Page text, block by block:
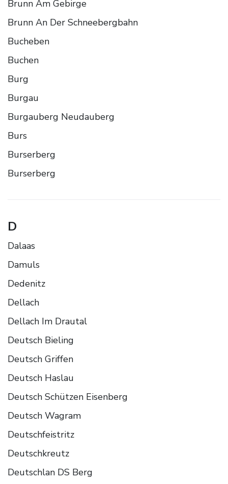
Brunn Am Gebirge
Brunn An Der Schneebergbahn
Bucheben
Buchen
Burg
Burgau
Burgauberg Neudauberg
Burs
Burserberg
Burserberg
D
Dalaas
Damuls
Dedenitz
Dellach
Dellach Im Drautal
Deutsch Bieling
Deutsch Griffen
Deutsch Haslau
Deutsch Schützen Eisenberg
Deutsch Wagram
Deutschfeistritz
Deutschkreutz
Deutschlan DS Berg